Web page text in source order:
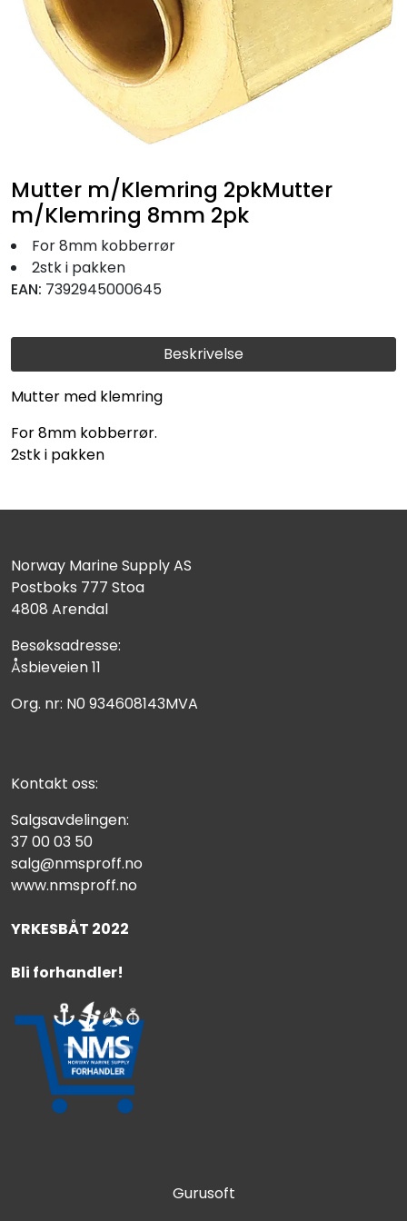
Beskrivelse
Mutter med klemring
For 8mm kobberrør.
2stk i pakken
Mutter m/Klemring 2pkMutter
m/Klemring 8mm 2pk
For 8mm kobberrør
2stk i pakken
EAN: 7392945000645
Norway Marine Supply AS
Postboks 777 Stoa
4808 Arendal
Besøksadresse:
Åsbieveien 11
Org. nr: N0 934608143MVA
Kontakt oss:
Salgsavdelingen:
37 00 03 50
salg@nmsproff.no
www.nmsproff.no
YRKESBÅT 2022
Bli forhandler!
Gurusoft
Fritid/Sikkerhet
Båtpleie/Opplag
Nyheter